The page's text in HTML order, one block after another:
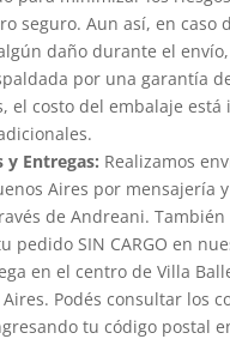
seguro. Aun así, en caso
daño durante el
por una garantía
el costo del embalaje está
y Entregas: Realizamos
Aires por mensajería
de Andreani. También
pedido SIN CARGO en
en el centro de Villa
Podés consultar los
tu código postal